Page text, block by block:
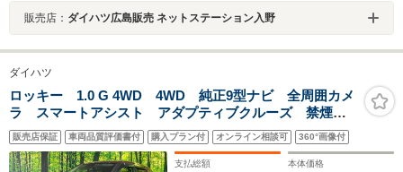
販売店： ダイハツ広島販売 ネットステーション入野
ダイハツ
ロッキー 1.0 G 4WD 4WD 純正9型ナビ 全周囲カメ
ラ スマートアシスト アダプティブクルーズ 禁煙
車 前席シートヒーター ドラレコ コーナーセンサ
ー スマートキー LEDヘッド ETC オートハイビー
ム 車線逸脱警報
販売店保証 車両品質評価書付 購入プラン付 オンライン相談可 360°画像付
支払総額 本体価格